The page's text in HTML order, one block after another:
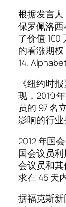
根据发言人
保罗佩洛西
了价值 100
的看涨期权
14.
《纽约时
现，2019
员的 97 名
影响的行业
2012 年国
国会议员
会议员和
求在 45 天
据福克斯